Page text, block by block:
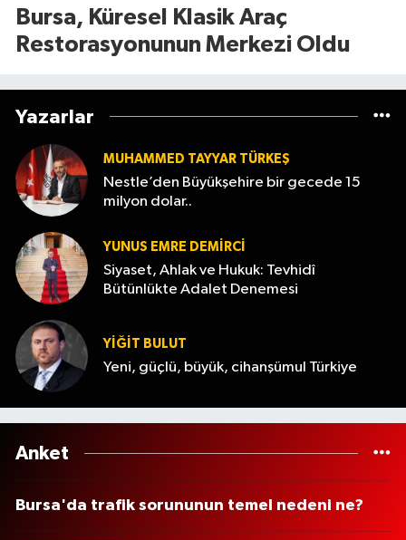
Bursa, Küresel Klasik Araç
Restorasyonunun Merkezi Oldu
Yazarlar
MUHAMMED TAYYAR TÜRKEŞ
Nestle’den Büyükşehire bir gecede 15
milyon dolar..
YUNUS EMRE DEMIRCI
Siyaset, Ahlak ve Hukuk: Tevhidî
Bütünlükte Adalet Denemesi
YİĞİT BULUT
Yeni, güçlü, büyük, cihanşümul Türkiye
Anket
Bursa'da trafik sorununun temel nedeni ne?